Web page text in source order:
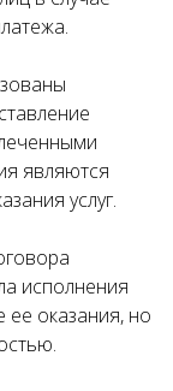
являются
услуг.
исполнения
ее оказания, но